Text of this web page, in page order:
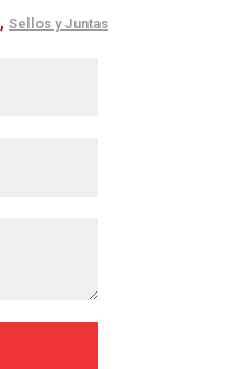
, Sellos y Juntas